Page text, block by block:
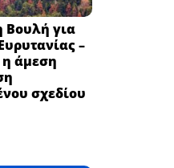
Βουλή για
–
η άμεση
σχεδίου